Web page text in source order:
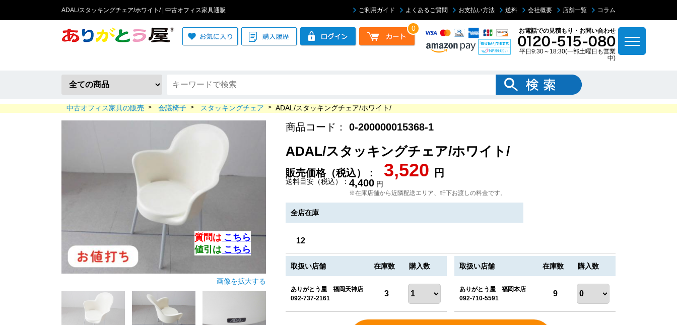
ADAL/スタッキングチェア/ホワイト/ | 中古オフィス家具通販 ご利用ガイド よくあるご質問 お支払い方法 送料 会社概要 店舗一覧 コラム
0 お電話での見積もり・お問い合わせ
平日9:30～18:30(一部土曜日も営業
中)
中古オフィス家具の販売 > 会議椅子 > スタッキングチェア > ADAL/スタッキングチェア/ホワイト/
質問は こちら
値引は こちら
画像を拡大する
商品コード： 0-200000015368-1
ADAL/スタッキングチェア/ホワイト/
販売価格（税込）： 3,520 円
送料目安（税込）： 4,400 円
※在庫店舗から近隣配送エリア、軒下お渡しの料金です。
全店在庫
12
取扱い店舗 在庫数 購入数 取扱い店舗 在庫数 購入数
ありがとう屋 福岡天神店
092-737-2161
3
ありがとう屋 福岡本店
092-710-5591
9